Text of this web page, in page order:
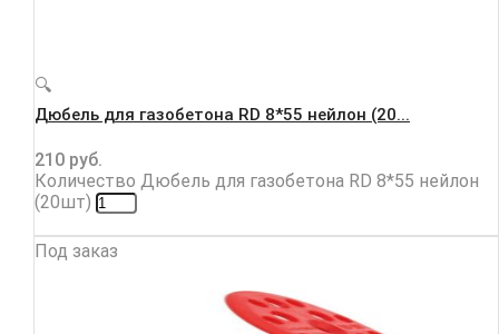
🔍
Дюбель для газобетона RD 8*55 нейлон (20...
210 руб.
Количество Дюбель для газобетона RD 8*55 нейлон
(20шт)
Под заказ